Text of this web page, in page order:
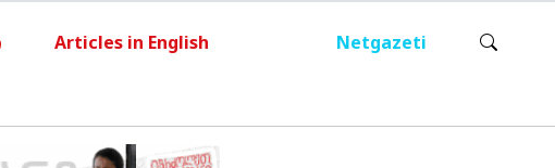
Articles in English Netgazeti